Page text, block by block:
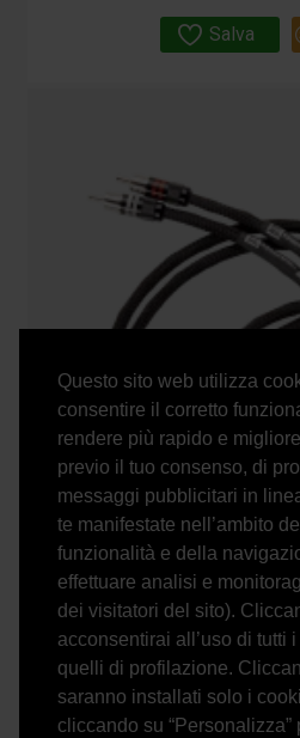
Questo sito web utilizza
consentire il corretto
rendere più rapido e
previo il tuo consenso, di
messaggi pubblicitari in
te manifestate nell’ambito
funzionalità e della
effettuare analisi e
dei visitatori del sito).
acconsentirai all’uso di tutti
quelli di profilazione.
saranno installati solo i
cliccando su
Salva
Cavi Kimber cable Hero